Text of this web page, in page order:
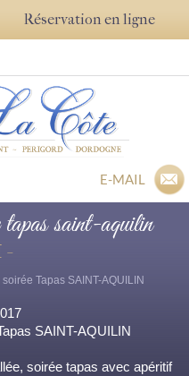
Réservation en ligne
E-MAIL
tapas saint-aquilin
-
Tapas SAINT-AQUILIN
SAINT-AQUILIN
soirée tapas avec apéritif